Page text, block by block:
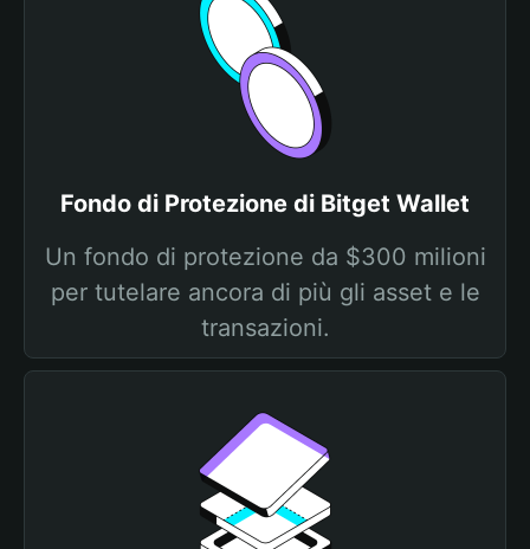
Fondo di Protezione di Bitget Wallet
Un fondo di protezione da $300 milioni
per tutelare ancora di più gli asset e le
transazioni.